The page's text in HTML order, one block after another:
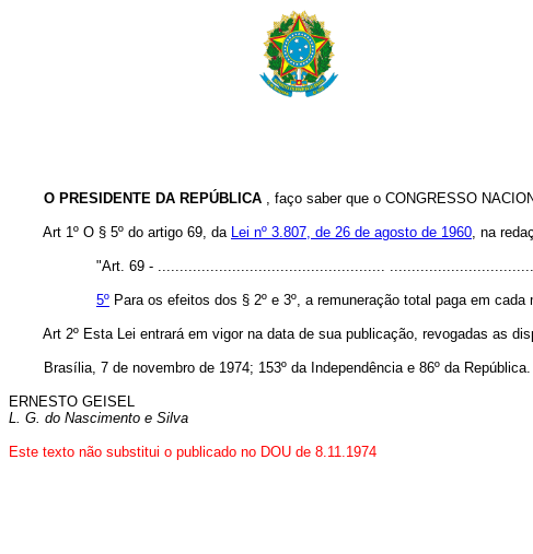
O PRESIDENTE DA REPÚBLICA , faço saber que o CONGRESSO
Art 1º O § 5º do artigo 69, da Lei nº 3.807, de 26 de agosto de 1960, na
"Art. 69 - ....................................................
5º Para os efeitos dos § 2º e 3º, a remuneração total paga em
Art 2º Esta Lei entrará em vigor na data de sua publicação, revogadas as
Brasília, 7 de novembro de 1974; 153º da Independência e 86º da República.
ERNESTO GEISEL
L. G. do Nascimento e Silva
Este texto não substitui o publicado no DOU de 8.11.1974